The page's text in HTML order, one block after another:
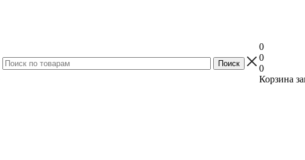
0
0
0
Корзина